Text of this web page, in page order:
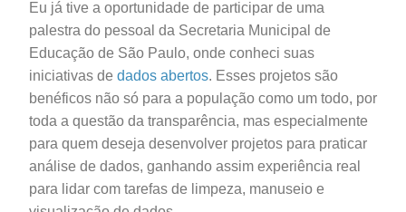
Eu já tive a oportunidade de participar de uma
palestra do pessoal da Secretaria Municipal de
Educação de São Paulo, onde conheci suas
iniciativas de dados abertos. Esses projetos são
benéficos não só para a população como um todo, por
toda a questão da transparência, mas especialmente
para quem deseja desenvolver projetos para praticar
análise de dados, ganhando assim experiência real
para lidar com tarefas de limpeza, manuseio e